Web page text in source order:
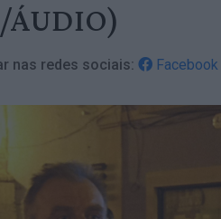
ÁUDIO)
nas redes sociais: Facebook